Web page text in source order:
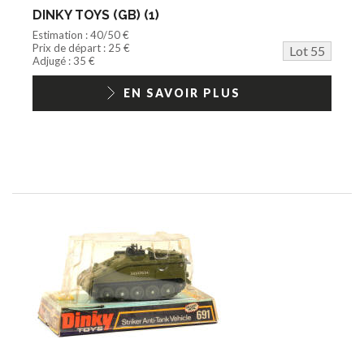
DINKY TOYS (GB) (1)
Estimation : 40/50 €
Prix de départ : 25 €
Lot 55
Adjugé : 35 €
EN SAVOIR PLUS